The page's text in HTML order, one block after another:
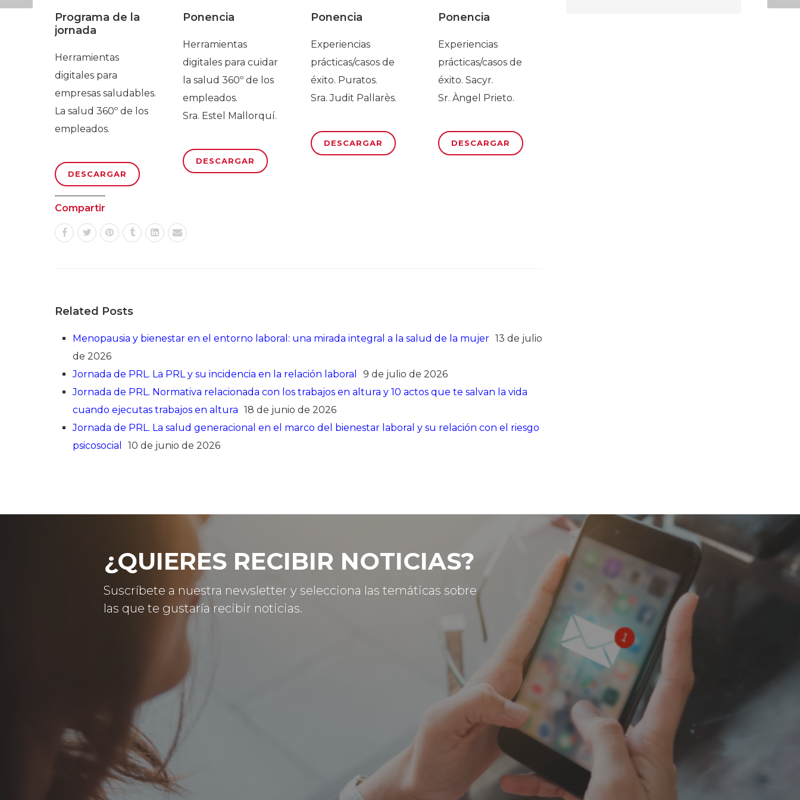
Programa de la
jornada
Herramientas
digitales para
empresas saludables.
La salud 360º de los
empleados.
DESCARGAR
Ponencia
Herramientas
digitales para cuidar
la salud 360º de los
empleados.
Sra. Estel Mallorquí.
DESCARGAR
Ponencia
Experiencias
prácticas/casos de
éxito. Puratos.
Sra. Judit Pallarès.
DESCARGAR
Ponencia
Experiencias
prácticas/casos de
éxito. Sacyr.
Sr. Àngel Prieto.
DESCARGAR
Compartir
Related Posts
Menopausia y bienestar en el entorno laboral: una mirada integral a la salud de la mujer 13 de julio
de 2026
Jornada de PRL. La PRL y su incidencia en la relación laboral
9 de julio de 2026
Jornada de PRL. Normativa relacionada con los trabajos en altura y 10 actos que te salvan la vida
cuando ejecutas trabajos en altura 18 de junio de 2026
Jornada de PRL. La salud generacional en el marco del bienestar laboral y su relación con el riesgo
psicosocial
10 de junio de 2026
¿QUIERES RECIBIR NOTICIAS?
Suscríbete a nuestra newsletter y selecciona las temáticas sobre
las que te gustaría recibir noticias.